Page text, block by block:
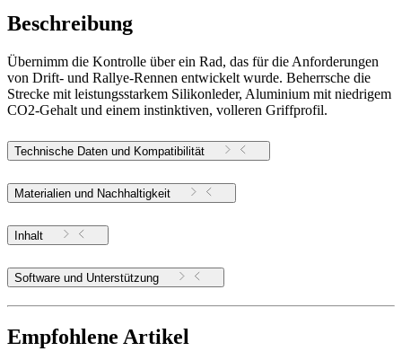
Beschreibung
Übernimm die Kontrolle über ein Rad, das für die Anforderungen
von Drift- und Rallye-Rennen entwickelt wurde. Beherrsche die
Strecke mit leistungsstarkem Silikonleder, Aluminium mit niedrigem
CO2-Gehalt und einem instinktiven, volleren Griffprofil.
Technische Daten und Kompatibilität
Materialien und Nachhaltigkeit
Inhalt
Software und Unterstützung
Empfohlene Artikel